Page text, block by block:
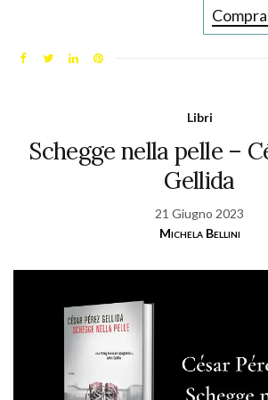
Libri
Schegge nella pelle –
Gellida
21 Giugno 2023
Michela Bellini